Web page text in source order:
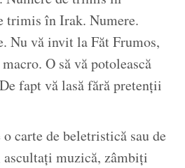
trimis în Irak. Numere.
Nu vă invit la Făt Frumos,
O să vă potolească
fapt vă lasă fără pretenții
carte de beletristică sau de
muzică, zâmbiți